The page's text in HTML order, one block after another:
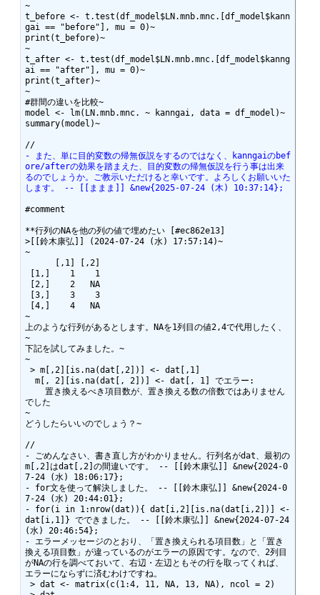
~
t_before <- t.test(df_model$LN.mnb.mnc.[df_model$kann
gai == "before"], mu = 0)~
print(t_before)~
~
t_after <- t.test(df_model$LN.mnb.mnc.[df_model$kanng
ai == "after"], mu = 0)~
print(t_after)~
~
#群間の違いを比較~
model <- lm(LN.mnb.mnc. ~ kanngai, data = df_model)~
summary(model)~
//
- また、単に目的変数の帰無仮説をするのではなく、kanngaiのbef
ore/afterの効果を踏まえた、目的変数の帰無仮説を行う事は出来
るのでしょうか。ご教示いただけると幸いです。よろしくお願いいた
します。 -- [[ままま]] &new{2025-07-24 (木) 10:37:14};